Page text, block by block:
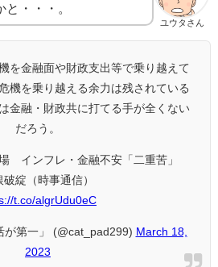
ユウタさん
・・・。
を金融面や財政支出等で乗り越えて
機を乗り越える余力は残されている
金融・財政共に打てる手が全くない
だろう。
インフレ・金融不安「二重苦」
破綻（時事通信）
t.co/algrUdu0eC
第一」 (@cat_pad299) March 18,
2023